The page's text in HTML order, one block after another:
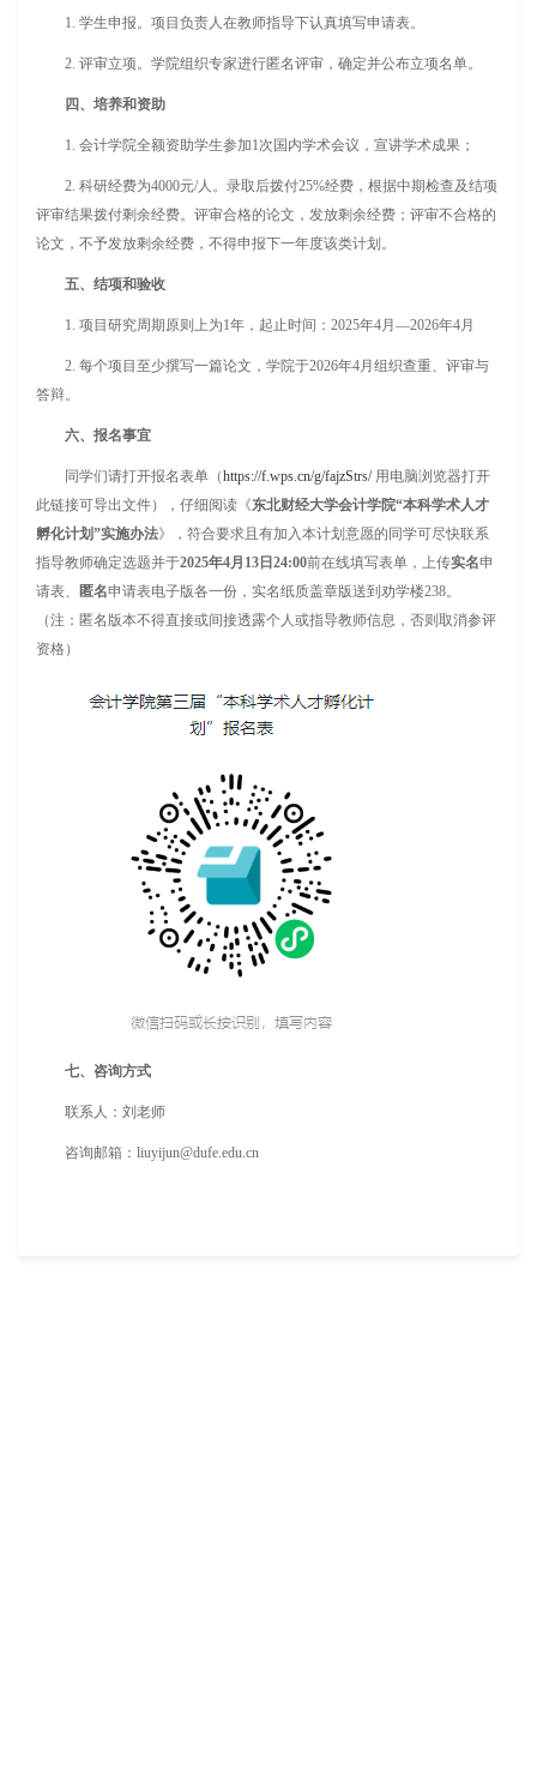
1. 学生申报。项目负责人在教师指导下认真填写申请表。
2. 评审立项。学院组织专家进行匿名评审，确定并公布立项名单。
四、培养和资助
1. 会计学院全额资助学生参加1次国内学术会议，宣讲学术成果；
2. 科研经费为4000元/人。录取后拨付25%经费，根据中期检查及结项
评审结果拨付剩余经费。评审合格的论文，发放剩余经费；评审不合格的
论文，不予发放剩余经费，不得申报下一年度该类计划。
五、结项和验收
1. 项目研究周期原则上为1年，起止时间：2025年4月—2026年4月
2. 每个项目至少撰写一篇论文，学院于2026年4月组织查重、评审与
答辩。
六、报名事宜
同学们请打开报名表单（https://f.wps.cn/g/fajzStrs/用电脑浏览器打开
此链接可导出文件），仔细阅读《东北财经大学会计学院“本科学术人才
孵化计划”实施办法》，符合要求且有加入本计划意愿的同学可尽快联系
指导教师确定选题并于2025年4月13日24:00前在线填写表单，上传实名申
请表、
匿名申请表电子版各一份，实名纸质盖章版送到劝学楼238。
（注：匿名版本不得直接或间接透露个人或指导教师信息，否则取消参评
资格）
七、咨询方式
联系人：刘老师
咨询邮箱：liuyijun@dufe.edu.cn